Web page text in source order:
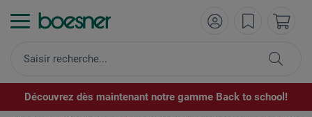
Découvrez dès maintenant notre gamme Back to school!